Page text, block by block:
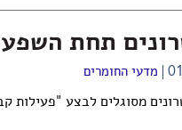
תחת
מדעי החומרים
מסוגלים לבצע "פעילות